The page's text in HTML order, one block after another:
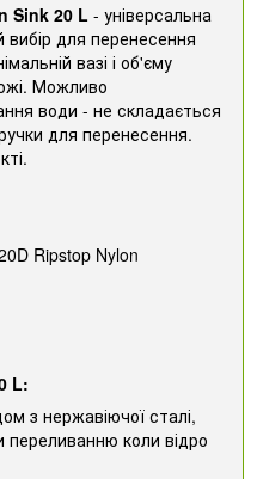
Sink 20 L - універсальна
вибір для перенесення
вазі і об'єму
Можливо
води - не складається
для перенесення.
Ripstop Nylon
L:
з нержавіючої сталі,
переливанню коли відро